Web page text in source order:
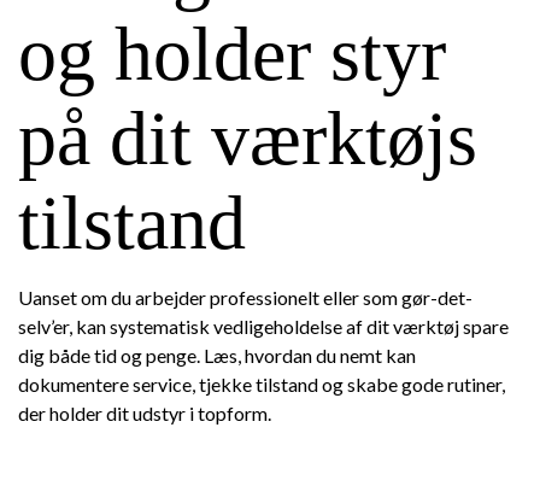
og holder styr
på dit værktøjs
tilstand
Uanset om du arbejder professionelt eller som gør-det-
selv’er, kan systematisk vedligeholdelse af dit værktøj spare
dig både tid og penge. Læs, hvordan du nemt kan
dokumentere service, tjekke tilstand og skabe gode rutiner,
der holder dit udstyr i topform.